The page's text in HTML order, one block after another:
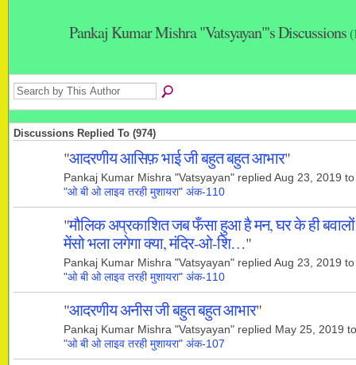
Pankaj Kumar Mishra "Vatsyayan"'s Discussions
Discussions Replied To (974)
"आदरणीय आसिफ़ भाई जी बहुत बहुत आभार"
Pankaj Kumar Mishra "Vatsyayan" replied Aug 23, 2019 to
"ओ बी ओ लाइव तरही मुशायरा" अंक-110
"मौलिक अप्रकाशित जब फँसा हुआ है मन, घर के ही बवालों
मेंसो भला लगेगा क्या, मंदिर-ओ-शि…"
Pankaj Kumar Mishra "Vatsyayan" replied Aug 23, 2019 to
"ओ बी ओ लाइव तरही मुशायरा" अंक-110
"आदरणीय अनीस जी बहुत बहुत आभार"
Pankaj Kumar Mishra "Vatsyayan" replied May 25, 2019 to
"ओ बी ओ लाइव तरही मुशायरा" अंक-107